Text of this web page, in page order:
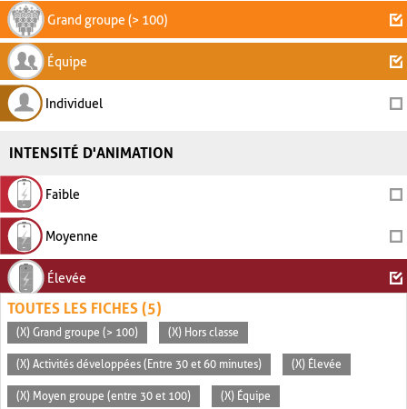
Grand groupe (> 100)
Équipe
Individuel
INTENSITÉ D'ANIMATION
Faible
Moyenne
Élevée
TOUTES LES FICHES (5)
(X) Grand groupe (> 100) (X) Hors classe
(X) Activités développées (Entre 30 et 60 minutes) (X) Élevée
(X) Moyen groupe (entre 30 et 100) (X) Équipe